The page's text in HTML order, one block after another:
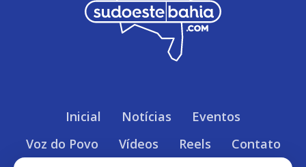
Inicial Notícias
Eventos
Voz do Povo
Vídeos Reels Contato